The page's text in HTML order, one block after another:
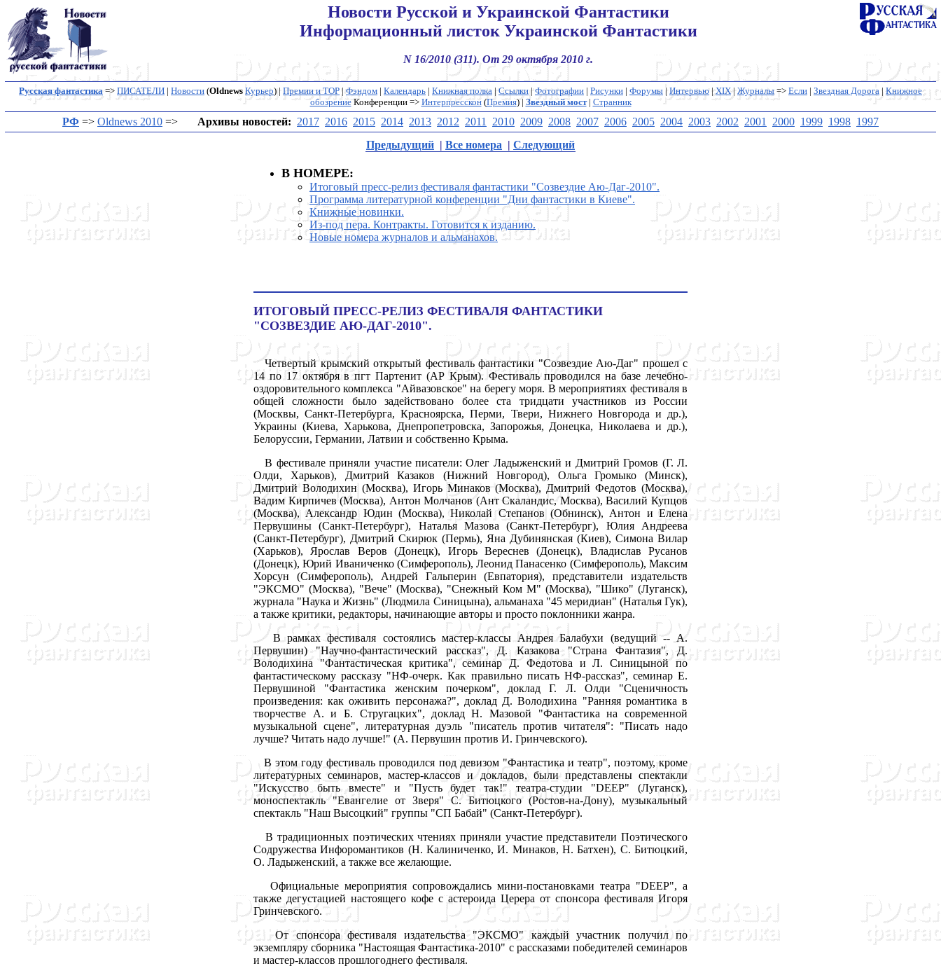
Новости Русской и Украинской Фантастики
Информационный листок Украинской Фантастики
N 16/2010 (311). От 29 октября 2010 г.
Русская фантастика => ПИСАТЕЛИ | Новости (Oldnews Курьер) | Премии и ТОР |Фэндом | Календарь | Книжная полка | Ссылки |Фотографии | Рисунки | Форумы | Интервью |XIX| Журналы => Если | Звездная Дорога | Книжное
обозрение Конференции=> Интерпресскон(Премия) | Звездный мост| Странник
РФ => Oldnews 2010 => Архивы новостей: 2017 2016 2015 2014 2013 2012 2011 2010 2009 2008 2007 2006 2005 2004 2003 2002 2001 2000 1999 1998 1997
Предыдущий | Все номера | Следующий
В HОМЕРЕ:
Итоговый пресс-релиз фестиваля фантастики "Созвездие Аю-Даг-2010".
Программа литературной конференции "Дни фантастики в Киеве".
Книжные новинки.
Из-под пера. Контракты. Готовится к изданию.
Новые номера журналов и альманахов.
ИТОГОВЫЙ ПРЕСС-РЕЛИЗ ФЕСТИВАЛЯ ФАНТАСТИКИ
"СОЗВЕЗДИЕ АЮ-ДАГ-2010".
Четвертый крымский открытый фестиваль фантастики "Созвездие Аю-Даг" прошел с
14 по 17 октября в пгт Партенит (АР Крым). Фестиваль проводился на базе лечебно-
оздоровительного комплекса "Айвазовское" на берегу моря. В мероприятиях фестиваля в
общей сложности было задействовано более ста тридцати участников из России
(Москвы, Санкт-Петербурга, Красноярска, Перми, Твери, Нижнего Новгорода и др.),
Украины (Киева, Харькова, Днепропетровска, Запорожья, Донецка, Николаева и др.),
Белоруссии, Германии, Латвии и собственно Крыма.
В фестивале приняли участие писатели: Олег Ладыженский и Дмитрий Громов (Г. Л.
Олди, Харьков), Дмитрий Казаков (Нижний Новгород), Ольга Громыко (Минск),
Дмитрий Володихин (Москва), Игорь Минаков (Москва), Дмитрий Федотов (Москва),
Вадим Кирпичев (Москва), Антон Молчанов (Ант Скаландис, Москва), Василий Купцов
(Москва), Александр Юдин (Москва), Николай Степанов (Обнинск), Антон и Елена
Первушины (Санкт-Петербург), Наталья Мазова (Санкт-Петербург), Юлия Андреева
(Санкт-Петербург), Дмитрий Скирюк (Пермь), Яна Дубинянская (Киев), Симона Вилар
(Харьков), Ярослав Веров (Донецк), Игорь Вереснев (Донецк), Владислав Русанов
(Донецк), Юрий Иваниченко (Симферополь), Леонид Панасенко (Симферополь), Максим
Хорсун (Симферополь), Андрей Гальперин (Евпатория), представители издательств
"ЭКСМО" (Москва), "Вече" (Москва), "Снежный Ком М" (Москва), "Шико" (Луганск),
журнала "Наука и Жизнь" (Людмила Синицына), альманаха "45 меридиан" (Наталья Гук),
а также критики, редакторы, начинающие авторы и просто поклонники жанра.
В рамках фестиваля состоялись мастер-классы Андрея Балабухи (ведущий -- А.
Первушин) "Научно-фантастический рассказ", Д. Казакова "Страна Фантазия", Д.
Володихина "Фантастическая критика", семинар Д. Федотова и Л. Синицыной по
фантастическому рассказу "НФ-очерк. Как правильно писать НФ-рассказ", семинар Е.
Первушиной "Фантастика женским почерком", доклад Г. Л. Олди "Сценичность
произведения: как оживить персонажа?", доклад Д. Володихина "Ранняя романтика в
творчестве А. и Б. Стругацких", доклад Н. Мазовой "Фантастика на современной
музыкальной сцене", литературная дуэль "писатель против читателя": "Писать надо
лучше? Читать надо лучше!" (А. Первушин против И. Гринчевского).
В этом году фестиваль проводился под девизом "Фантастика и театр", поэтому, кроме
литературных семинаров, мастер-классов и докладов, были представлены спектакли
"Искусство быть вместе" и "Пусть будет так!" театра-студии "DEEP" (Луганск),
моноспектакль "Евангелие от Зверя" С. Битюцкого (Ростов-на-Дону), музыкальный
спектакль "Наш Высоцкий" группы "СП Бабай" (Санкт-Петербург).
В традиционных поэтических чтениях приняли участие представители Поэтического
Содружества Инфоромантиков (Н. Калиниченко, И. Минаков, Н. Батхен), С. Битюцкий,
О. Ладыженский, а также все желающие.
Официальные мероприятия сопровождались мини-постановками театра "DEEP", а
также дегустацией настоящего кофе с астероида Церера от спонсора фестиваля Игоря
Гринчевского.
От спонсора фестиваля издательства "ЭКСМО" каждый участник получил по
экземпляру сборника "Настоящая Фантастика-2010" с рассказами победителей семинаров
и мастер-классов прошлогоднего фестиваля.